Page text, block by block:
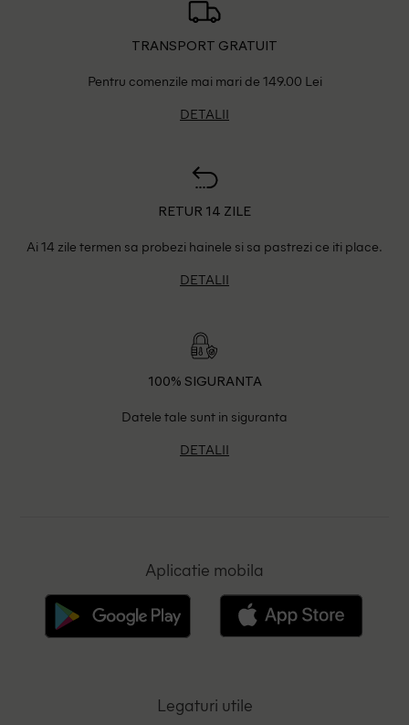
TRANSPORT GRATUIT
Pentru comenzile mai mari de 149.00 Lei
DETALII
RETUR 14 ZILE
Ai 14 zile termen sa probezi hainele si sa pastrezi ce iti place.
DETALII
100% SIGURANTA
Datele tale sunt in siguranta
DETALII
Aplicatie mobila
Legaturi utile